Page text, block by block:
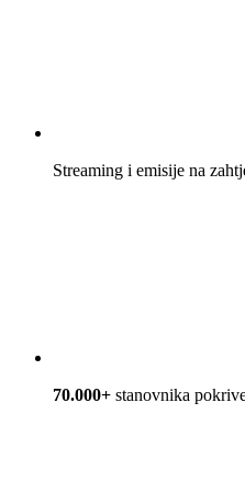
Streaming i emisije na
70.000+ stanovnika